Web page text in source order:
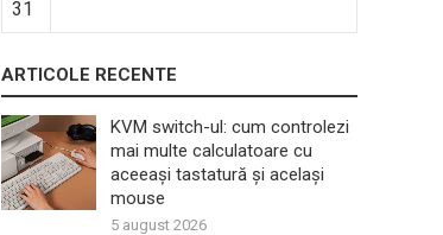
31
ARTICOLE RECENTE
KVM switch-ul: cum controlezi
mai multe calculatoare cu
aceeași tastatură și același
mouse
5 august 2026